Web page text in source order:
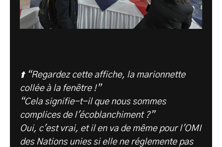
⬆️ “Regardez cette affiche, la marionnette
collée à la fenêtre !”
“Cela signifie-t-il que nous sommes
complices de l'écoblanchiment ?”
Oui, c'est vrai, et il en va de même pour l'OMI
des Nations unies si elle ne réglemente pas